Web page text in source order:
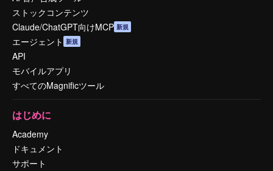
ストックコンテンツ
Claude/ChatGPT向けMCP 新規
エージェント 新規
API
モバイルアプリ
すべてのMagnificツール
はじめに
Academy
ドキュメント
サポート